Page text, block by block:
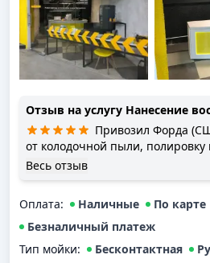
Отзыв на услугу Нанесение
Привозил Форда
от колодочной пыли,
деталей и нанесение твердого
Весь отзыв
Оплата: Наличные
По карте
Безналичный платеж
Тип мойки: Бесконтактная